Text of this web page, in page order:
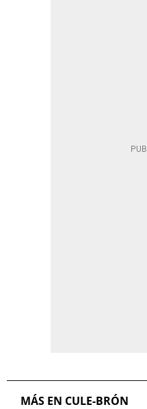
MÁS EN CULE-BRÓN